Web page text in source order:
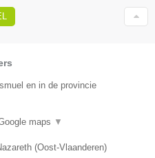
en in de provincie
maps ▼
(Oost-Vlaanderen)